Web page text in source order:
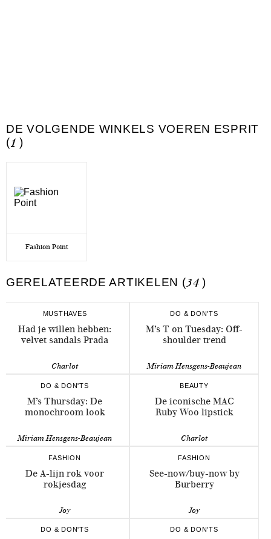
DE VOLGENDE WINKELS VOEREN ESPRIT
(1 )
Fashion Point
GERELATEERDE ARTIKELEN (34 )
MUSTHAVES
Had je willen hebben:
velvet sandals Prada
Charlot
DO & DON'TS
M’s T on Tuesday: Off-
shoulder trend
Miriam Hensgens-Beaujean
DO & DON'TS
M’s Thursday: De
monochroom look
Miriam Hensgens-Beaujean
BEAUTY
De iconische MAC
Ruby Woo lipstick
Charlot
FASHION
De A-lijn rok voor
rokjesdag
Joy
FASHION
See-now/buy-now by
Burberry
Joy
DO & DON'TS DO & DON'TS